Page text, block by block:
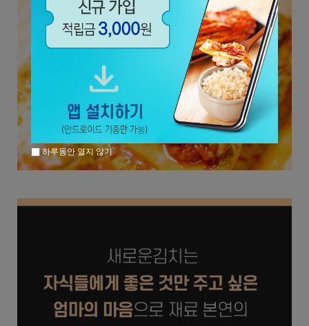
하루동안 열지 않기